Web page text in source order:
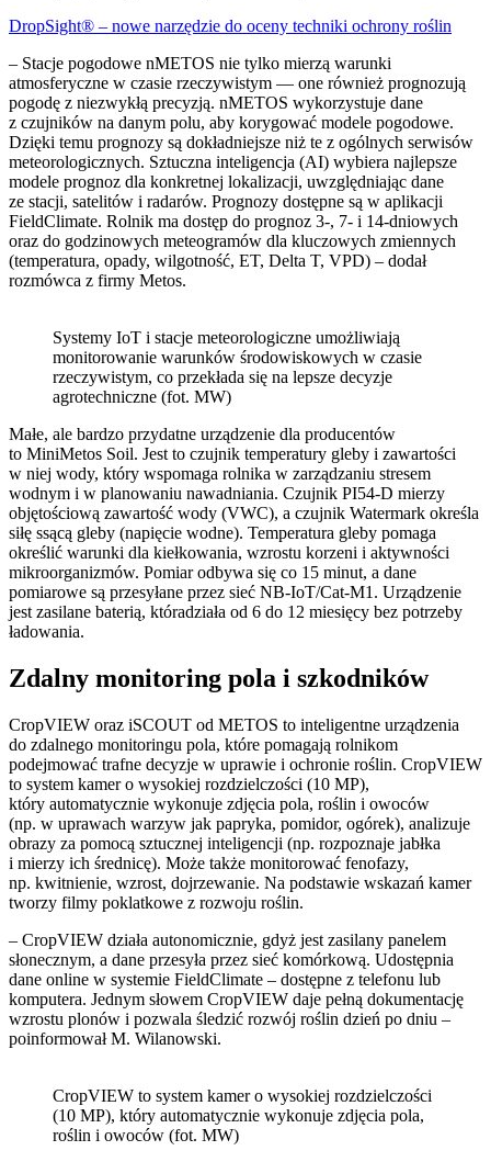
DropSight® – nowe narzędzie do oceny techniki ochrony roślin
– Stacje pogodowe nMETOS nie tylko mierzą warunki
atmosferyczne w czasie rzeczywistym — one również prognozują
pogodę z niezwykłą precyzją. nMETOS wykorzystuje dane
z czujników na danym polu, aby korygować modele pogodowe.
Dzięki temu prognozy są dokładniejsze niż te z ogólnych serwisów
meteorologicznych. Sztuczna inteligencja (AI) wybiera najlepsze
modele prognoz dla konkretnej lokalizacji, uwzględniając dane
ze stacji, satelitów i radarów. Prognozy dostępne są w aplikacji
FieldClimate. Rolnik ma dostęp do prognoz 3-, 7- i 14-dniowych
oraz do godzinowych meteogramów dla kluczowych zmiennych
(temperatura, opady, wilgotność, ET, Delta T, VPD) – dodał
rozmówca z firmy Metos.
Systemy IoT i stacje meteorologiczne umożliwiają
monitorowanie warunków środowiskowych w czasie
rzeczywistym, co przekłada się na lepsze decyzje
agrotechniczne (fot. MW)
Małe, ale bardzo przydatne urządzenie dla producentów
to MiniMetos Soil. Jest to czujnik temperatury gleby i zawartości
w niej wody, który wspomaga rolnika w zarządzaniu stresem
wodnym i w planowaniu nawadniania. Czujnik PI54-D mierzy
objętościową zawartość wody (VWC), a czujnik Watermark określa
siłę ssącą gleby (napięcie wodne). Temperatura gleby pomaga
określić warunki dla kiełkowania, wzrostu korzeni i aktywności
mikroorganizmów. Pomiar odbywa się co 15 minut, a dane
pomiarowe są przesyłane przez sieć NB-IoT/Cat-M1. Urządzenie
jest zasilane baterią, któradziała od 6 do 12 miesięcy bez potrzeby
ładowania.
Zdalny monitoring pola i szkodników
CropVIEW oraz iSCOUT od METOS to inteligentne urządzenia
do zdalnego monitoringu pola, które pomagają rolnikom
podejmować trafne decyzje w uprawie i ochronie roślin. CropVIEW
to system kamer o wysokiej rozdzielczości (10 MP),
który automatycznie wykonuje zdjęcia pola, roślin i owoców
(np. w uprawach warzyw jak papryka, pomidor, ogórek), analizuje
obrazy za pomocą sztucznej inteligencji (np. rozpoznaje jabłka
i mierzy ich średnicę). Może także monitorować fenofazy,
np. kwitnienie, wzrost, dojrzewanie. Na podstawie wskazań kamer
tworzy filmy poklatkowe z rozwoju roślin.
– CropVIEW działa autonomicznie, gdyż jest zasilany panelem
słonecznym, a dane przesyła przez sieć komórkową. Udostępnia
dane online w systemie FieldClimate – dostępne z telefonu lub
komputera. Jednym słowem CropVIEW daje pełną dokumentację
wzrostu plonów i pozwala śledzić rozwój roślin dzień po dniu –
poinformował M. Wilanowski.
CropVIEW to system kamer o wysokiej rozdzielczości
(10 MP), który automatycznie wykonuje zdjęcia pola,
roślin i owoców (fot. MW)